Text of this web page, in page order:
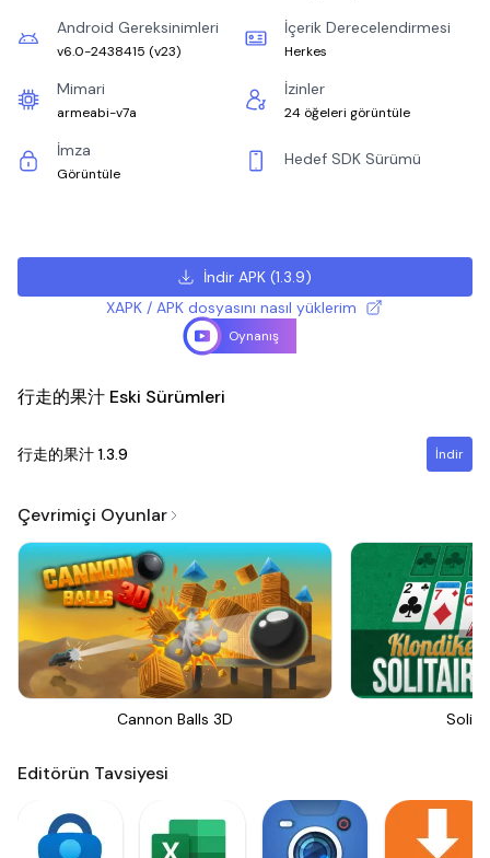
Android Gereksinimleri
v6.0-2438415 (v23)
İçerik Derecelendirmesi
Herkes
Mimari
armeabi-v7a
İzinler
24 öğeleri görüntüle
İmza
Görüntüle
Hedef SDK Sürümü
İndir APK (1.3.9)
XAPK / APK dosyasını nasıl yüklerim
Oynanış
行走的果汁 Eski Sürümleri
行走的果汁 1.3.9 İndir
Çevrimiçi Oyunlar
Cannon Balls 3D
Editörün Tavsiyesi